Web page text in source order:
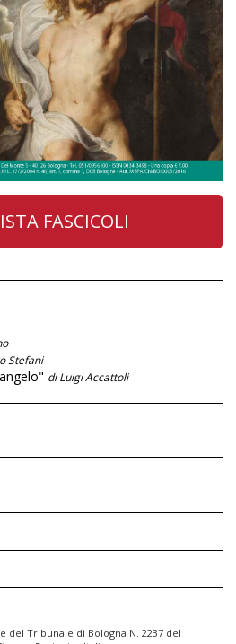
FASCICOLI
Stefani
di Luigi Accattoli
del Tribunale di Bologna N. 2237 del